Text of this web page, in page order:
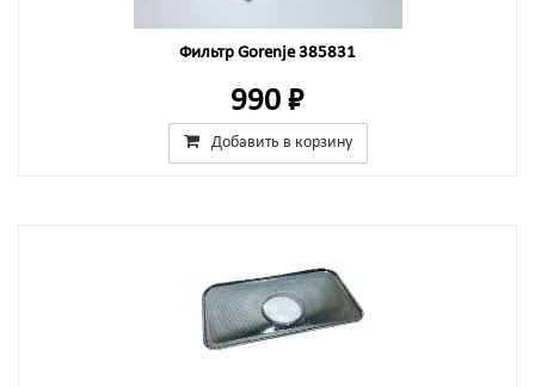
Фильтр Gorenje 385831
990 ₽
Добавить в корзину